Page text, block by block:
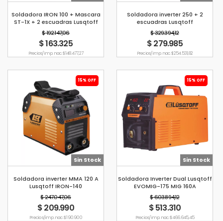
Soldadora IRON 100 + Mascara
ST-1X + 2 escuadras Lusqtoff
$ 192.147,06
$ 163.325
Precio s/imp. nac. $ 148.477,27
Soldadora inverter 250 + 2
escuadras Lusqtoff
MEGAIRON250
$ 329.394,12
$ 279.985
Precio s/imp. nac. $ 254.531,82
15% OFF
Sin Stock
Soldadora inverter MMA 120 A
Lusqtoff IRON-140
$ 247.047,06
$ 209.990
Precio s/imp. nac. $ 190.900
15% OFF
Sin Stock
Soldadora Inverter Dual Lusqtoff
EVOMIG-175 MIG 160A
$ 603.894,12
$ 513.310
Precio s/imp. nac. $ 466.645,45